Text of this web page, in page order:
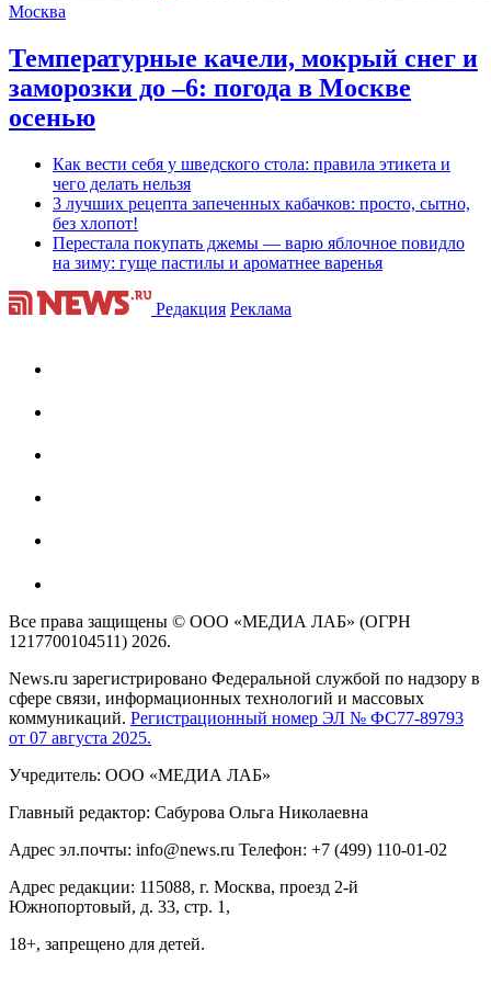
Москва
Температурные качели, мокрый снег и
заморозки до –6: погода в Москве
осенью
Как вести себя у шведского стола: правила этикета и
чего делать нельзя
3 лучших рецепта запеченных кабачков: просто, сытно,
без хлопот!
Перестала покупать джемы — варю яблочное повидло
на зиму: гуще пастилы и ароматнее варенья
Редакция Реклама
Все права защищены © ООО «МЕДИА ЛАБ» (ОГРН
1217700104511) 2026.
News.ru зарегистрировано Федеральной службой по надзору в
сфере связи, информационных технологий и массовых
коммуникаций. Регистрационный номер ЭЛ № ФС77-89793
от 07 августа 2025.
Учредитель: ООО «МЕДИА ЛАБ»
Главный редактор: Сабурова Ольга Николаевна
Адрес эл.почты: info@news.ru Телефон: +7 (499) 110-01-02
Адрес редакции: 115088, г. Москва, проезд 2-й
Южнопортовый, д. 33, стр. 1,
18+, запрещено для детей.